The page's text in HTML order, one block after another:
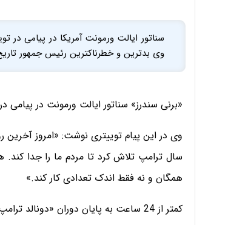
سناتور ایالت ورمونت آمریکا در پیامی در
وی بدترین و خطرناکترین رئیس جمهور
«برنی سندرز» سناتور ایالت ورمونت در پیامی
سال ترامپ تلاش کرد تا مردم ما را جدا
همگان و نه فقط اندک تعدادی کار کند.»
کمتر از 24 ساعت به پایان دوران «دونالد ترامپ» به عنوان چهل و پنجمین رئیس جمهور آمریکا باقی مانده است.